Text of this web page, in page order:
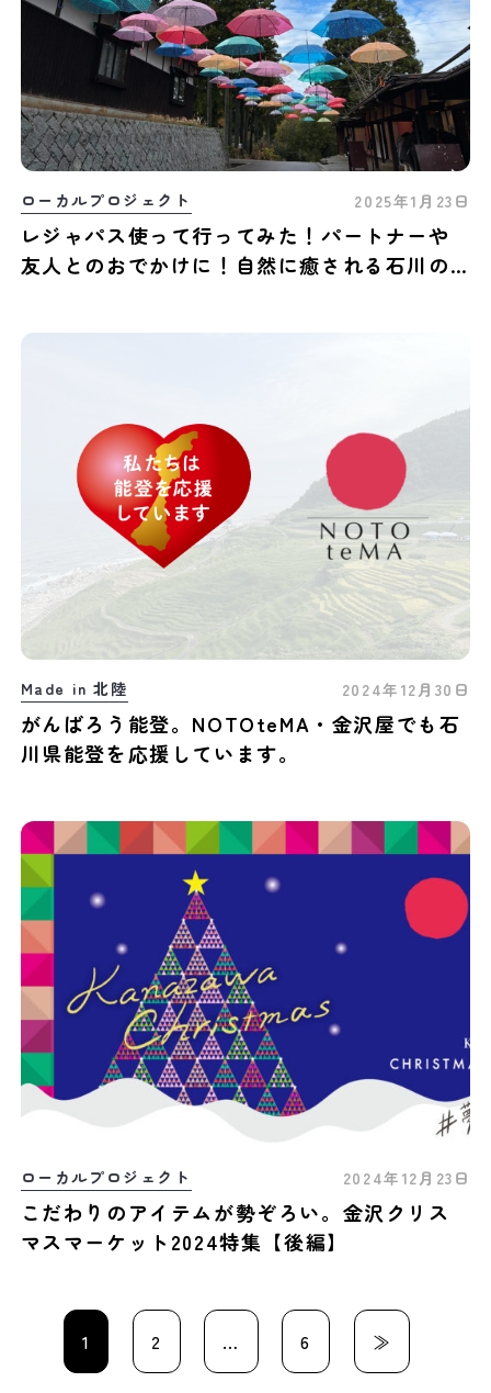
ローカルプロジェクト 2025年1月23日
レジャパス使って行ってみた！パートナーや
友人とのおでかけに！自然に癒される石川の
Made in 北陸 2024年12月30日
がんばろう能登。NOTOteMA・金沢屋でも石
川県能登を応援しています。
ローカルプロジェクト 2024年12月23日
こだわりのアイテムが勢ぞろい。金沢クリス
マスマーケット2024特集【後編】
1 2 … 6 ≫